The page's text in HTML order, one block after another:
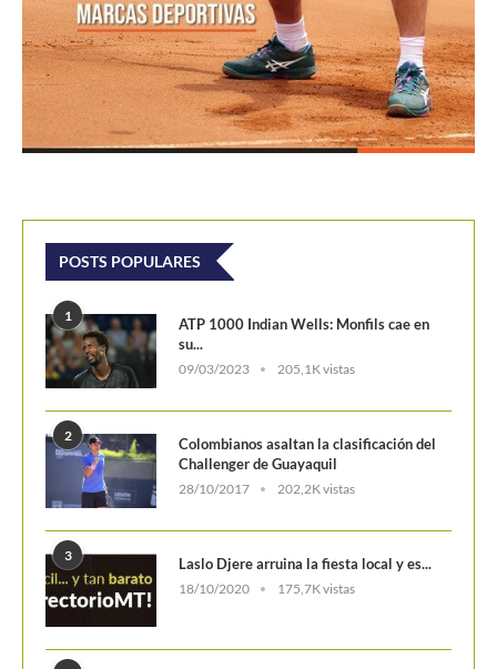
1
ATP 1000 Indian Wells: Monfils cae en
su...
09/03/2023 205,1K vistas
2
Colombianos asaltan la clasificación del
3 Laslo Djere arruina la fiesta local y es...
4
de libras en...
13/06/2024 160,6K vistas
5